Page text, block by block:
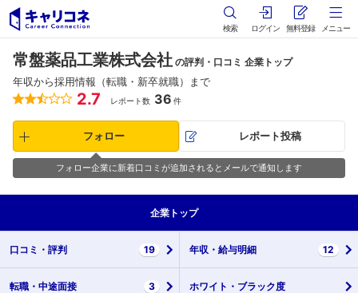
検索 ログイン 無料登録 メニュー
常盤薬品工業株式会社 の評判・口コミ 企業トップ
年収から採用情報（転職・新卒就職）まで
2.7 レポート数 36 件
フォロー レポート投稿
フォロー企業に新着口コミが追加されるとメールで通知します
企業 トップ
口コミ・ 評判 19 年収・ 給与明細 12
転職・ 中途面接 3 ホワイト・ ブラック度